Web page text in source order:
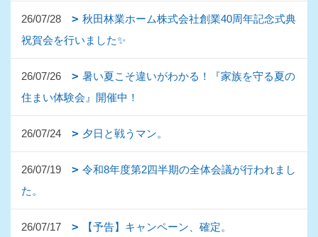
26/07/28
秋田林業ホーム株式会社創業40周年記念式典
祝賀会を行いました✨
26/07/26
暑い夏こそ違いがわかる！『家族を守る夏の
住まい体験会』開催中！
26/07/24 夕日と戦うマン。
26/07/19
令和8年度第2四半期の全体会議が行われまし
た。
26/07/17 【予告】キャンペーン、確定。